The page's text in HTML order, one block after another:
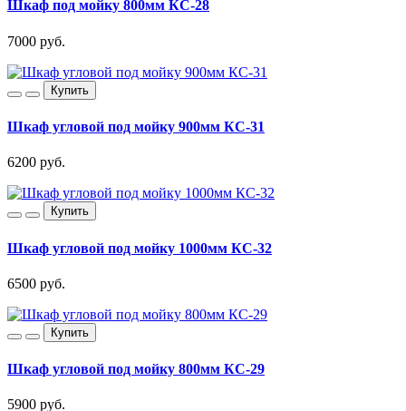
Шкаф под мойку 800мм КС-28
7000 руб.
Купить
Шкаф угловой под мойку 900мм КС-31
6200 руб.
Купить
Шкаф угловой под мойку 1000мм КС-32
6500 руб.
Купить
Шкаф угловой под мойку 800мм КС-29
5900 руб.